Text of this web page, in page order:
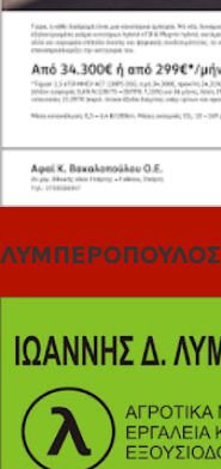
ΛΥΜΠΕΡΟΠΟΥΛΟΣ